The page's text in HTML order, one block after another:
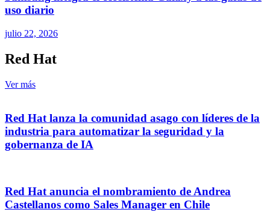
uso diario
julio 22, 2026
Red Hat
Ver más
Red Hat lanza la comunidad asago con líderes de la
industria para automatizar la seguridad y la
gobernanza de IA
Red Hat anuncia el nombramiento de Andrea
Castellanos como Sales Manager en Chile